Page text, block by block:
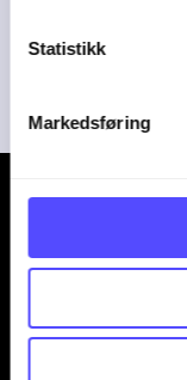
Statistikk
Markedsføring
Kontakt